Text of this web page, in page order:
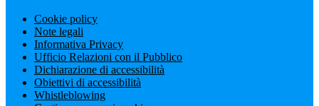
Cookie policy
Note legali
Informativa Privacy
Ufficio Relazioni con il Pubblico
Dichiarazione di accessibilità
Obiettivi di accessibilità
Whistleblowing